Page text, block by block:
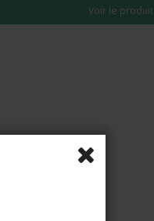
Voir le produit